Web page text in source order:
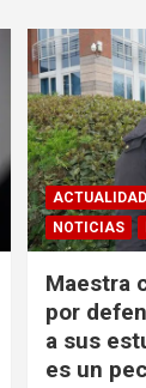
NOTICIAS
Maestra
por
a sus
es un